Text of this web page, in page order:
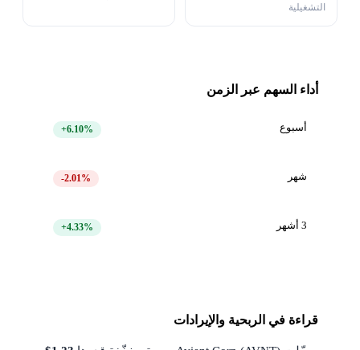
التشغيلية
أداء السهم عبر الزمن
أسبوع +6.10%
شهر -2.01%
3 أشهر +4.33%
قراءة في الربحية والإيرادات